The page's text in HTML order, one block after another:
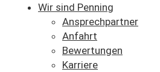
Wir sind Penning
Ansprechpartner
Anfahrt
Bewertungen
Karriere